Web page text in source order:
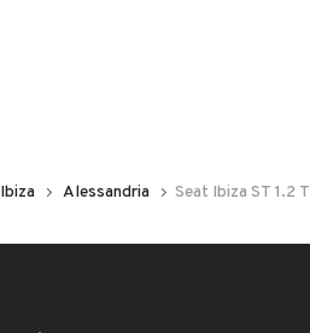
Ibiza Alessandria Seat Ibiza ST 1.2